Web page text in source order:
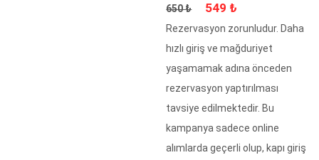
Fiyat
650 ₺ İndirimli Fiyat
549 ₺
Rezervasyon zorunludur. Daha
hızlı giriş ve mağduriyet
yaşamamak adına önceden
rezervasyon yaptırılması
tavsiye edilmektedir. Bu
kampanya sadece online
alımlarda geçerli olup, kapı giriş